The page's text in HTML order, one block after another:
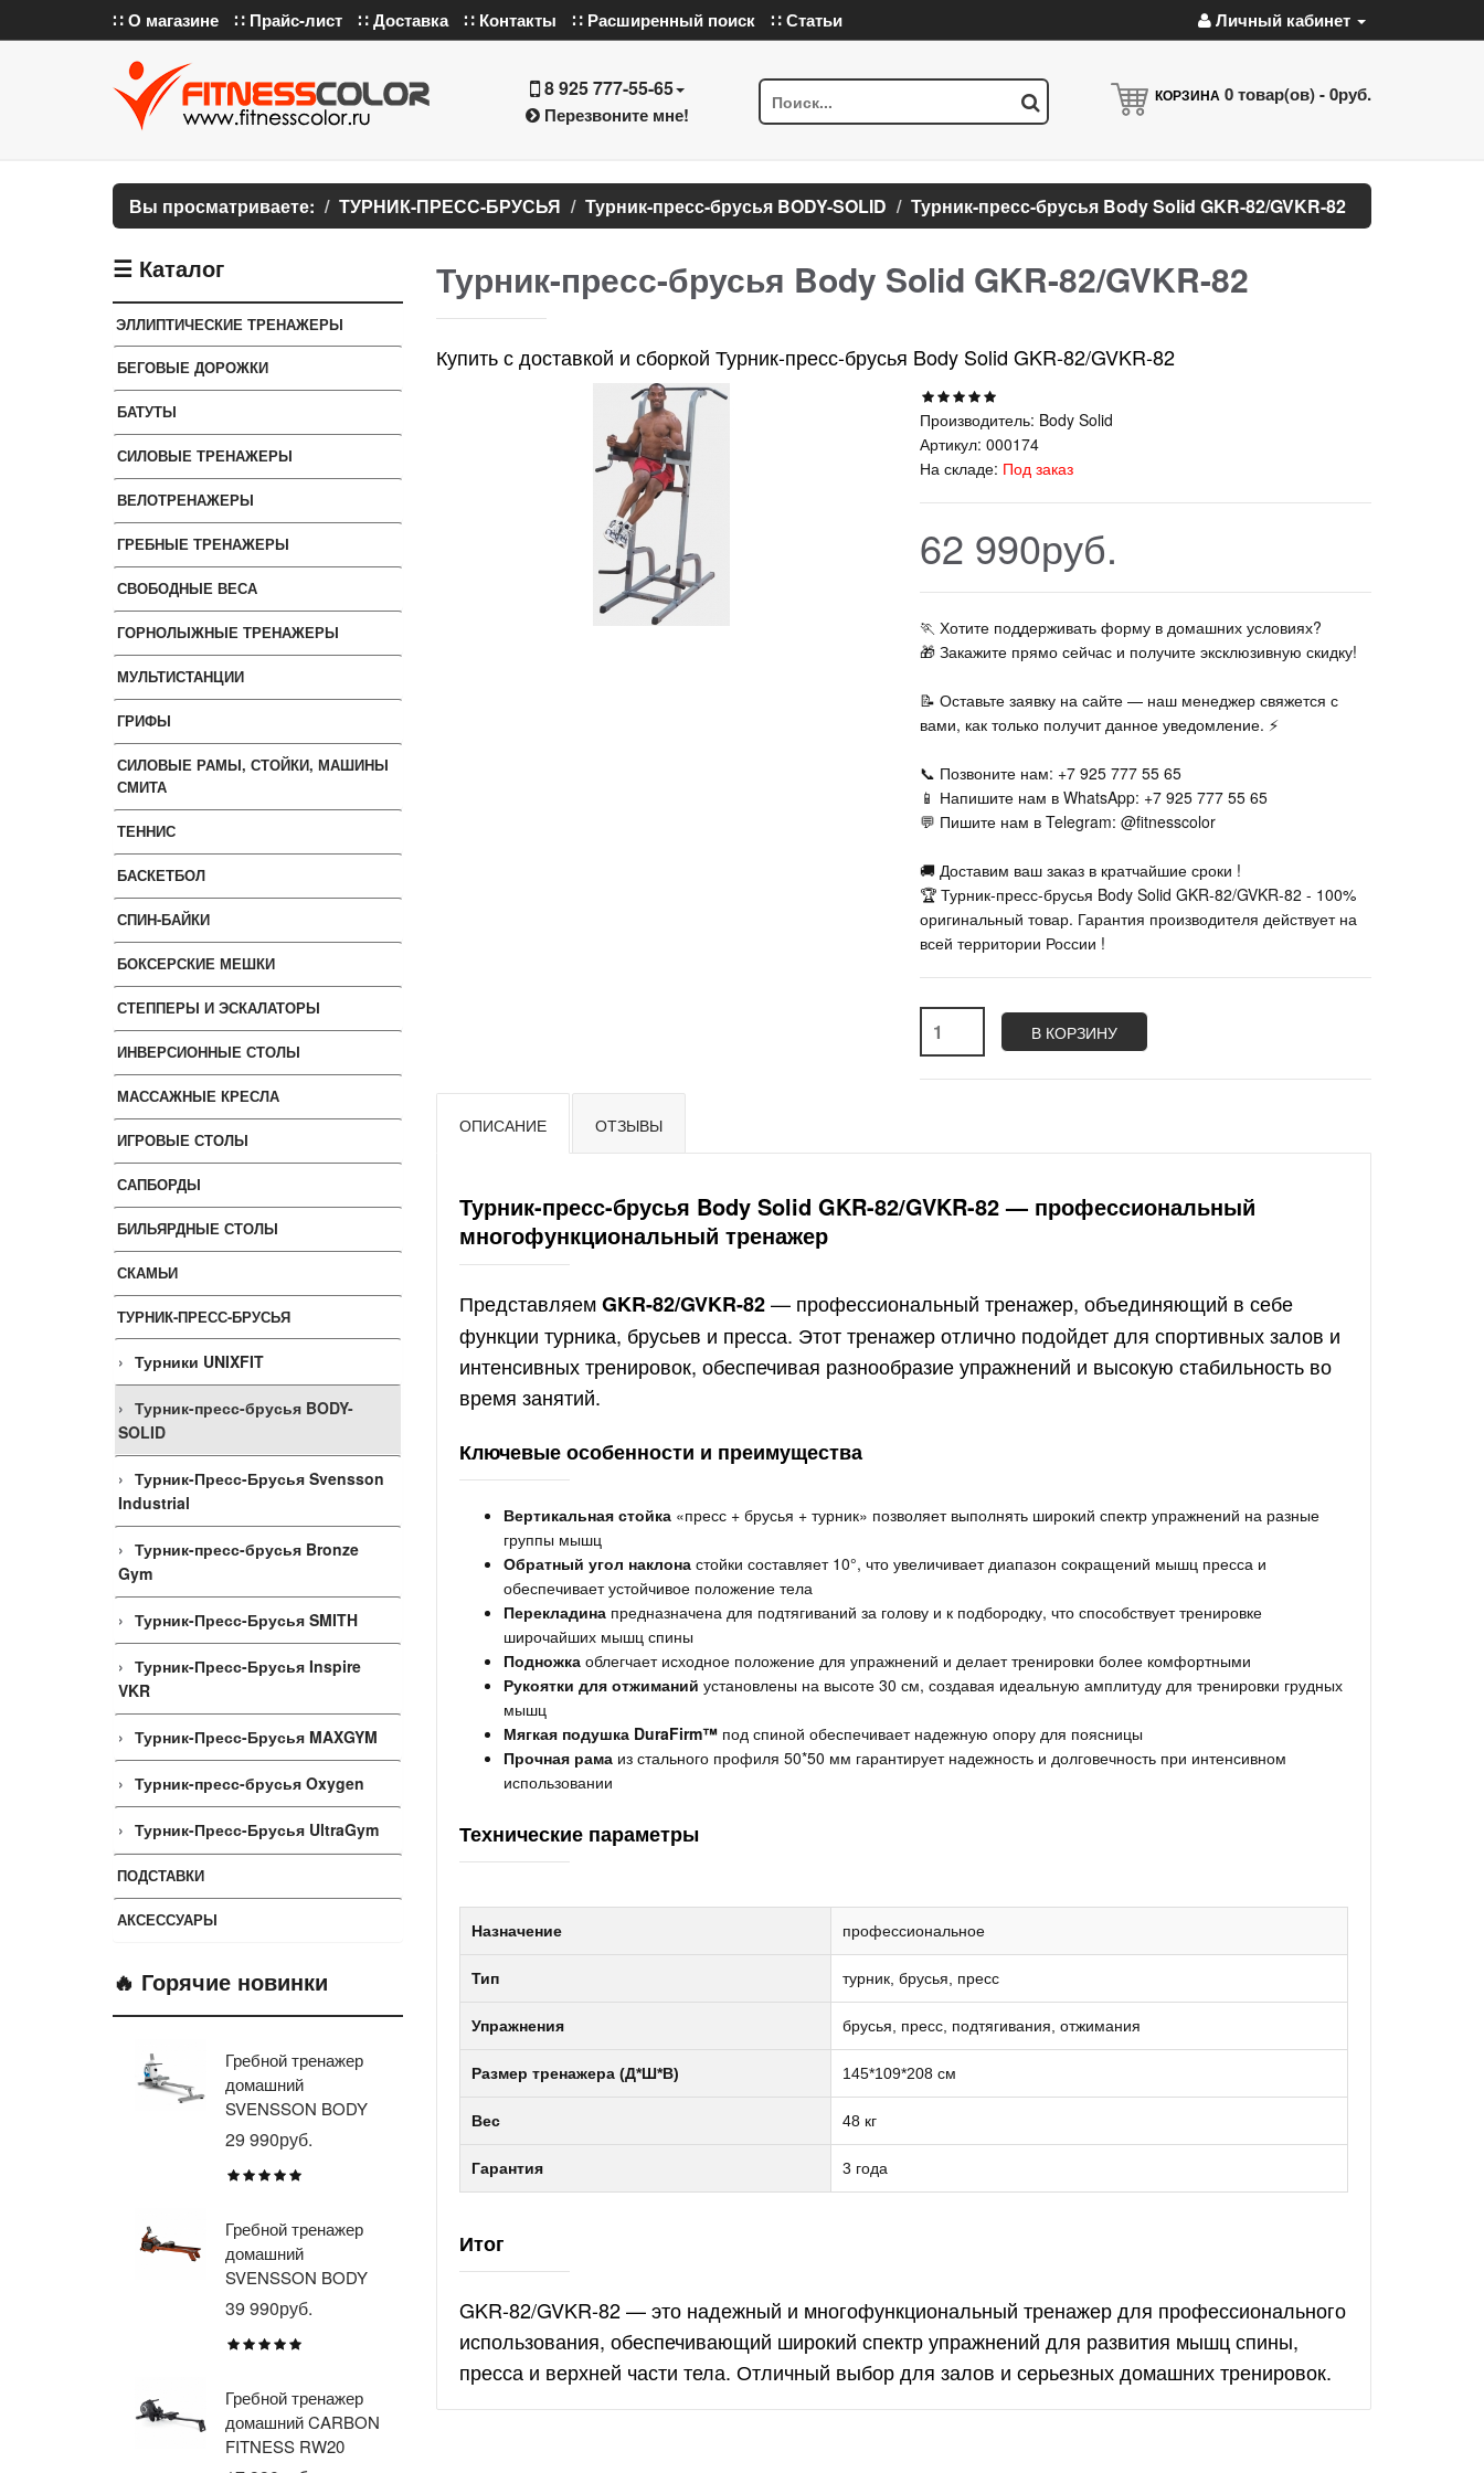
∷ О магазине ∷ Прайс-лист ∷ Доставка ∷ Контакты ∷ Расширенный поиск ∷ Статьи Личный кабинет
8 925 777-55-65
Перезвоните мне!
КОРЗИНА 0товар(ов) -0руб.
Вы просматриваете: ТУРНИК-ПРЕСС-БРУСЬЯ Турник-пресс-брусья BODY-SOLID Турник-пресс-брусья Body Solid GKR-82/GVKR-82
☰ Каталог
ЭЛЛИПТИЧЕСКИЕ ТРЕНАЖЕРЫ
БЕГОВЫЕ ДОРОЖКИ
БАТУТЫ
СИЛОВЫЕ ТРЕНАЖЕРЫ
ВЕЛОТРЕНАЖЕРЫ
ГРЕБНЫЕ ТРЕНАЖЕРЫ
СВОБОДНЫЕ ВЕСА
ГОРНОЛЫЖНЫЕ ТРЕНАЖЕРЫ
МУЛЬТИСТАНЦИИ
ГРИФЫ
СИЛОВЫЕ РАМЫ, СТОЙКИ, МАШИНЫ
СМИТА
ТЕННИС
БАСКЕТБОЛ
СПИН-БАЙКИ
БОКСЕРСКИЕ МЕШКИ
СТЕППЕРЫ И ЭСКАЛАТОРЫ
ИНВЕРСИОННЫЕ СТОЛЫ
МАССАЖНЫЕ КРЕСЛА
ИГРОВЫЕ СТОЛЫ
САПБОРДЫ
БИЛЬЯРДНЫЕ СТОЛЫ
СКАМЬИ
ТУРНИК-ПРЕСС-БРУСЬЯ
Турники UNIXFIT
Турник-пресс-брусья BODY-
SOLID
Турник-Пресс-Брусья Svensson
Industrial
Турник-пресс-брусья Bronze
Gym
Турник-Пресс-Брусья SMITH
Турник-Пресс-Брусья Inspire
VKR
Турник-Пресс-Брусья MAXGYM
Турник-пресс-брусья Oxygen
Турник-Пресс-Брусья UltraGym
ПОДСТАВКИ
АКСЕССУАРЫ
🔥 Горячие новинки
Гребной тренажер
домашний
SVENSSON BODY
LABS WHEELO
29 990руб.
Гребной тренажер
домашний
SVENSSON BODY
LABS WAVERUN
39 990руб.
Гребной тренажер
домашний CARBON
FITNESS RW20
тренажер с
профессиональный
BRONZE GYM
E1000M PRO TFT
тренажер с
автонаклоном
профессиональный
BRONZE GYM
X800M
212 990руб.
Турник-пресс-брусья Body Solid GKR-82/GVKR-82
Купить с доставкой и сборкой Турник-пресс-брусья Body Solid GKR-82/GVKR-82
Производитель: Body Solid
Артикул: 000174
На складе: Под заказ
62 990руб.
🏃‍ Хотите поддерживать форму в домашних условиях?
🎁 Закажите прямо сейчас и получите эксклюзивную скидку!
📝 Оставьте заявку на сайте — наш менеджер свяжется с
вами, как только получит данное уведомление. ⚡
📞 Позвоните нам: +7 925 777 55 65
📱 Напишите нам в WhatsApp: +7 925 777 55 65
💬 Пишите нам в Telegram: @fitnesscolor
🚚 Доставим ваш заказ в кратчайшие сроки !
🏆 Турник-пресс-брусья Body Solid GKR-82/GVKR-82 - 100%
оригинальный товар. Гарантия производителя действует на
всей территории России !
В КОРЗИНУ
ОПИСАНИЕ ОТЗЫВЫ
Турник-пресс-брусья Body Solid GKR-82/GVKR-82 — профессиональный
многофункциональный тренажер
ПредставляемGKR-82/GVKR-82— профессиональный тренажер, объединяющий в себе
функции турника, брусьев и пресса. Этот тренажер отлично подойдет для спортивных залов и
интенсивных тренировок, обеспечивая разнообразие упражнений и высокую стабильность во
время занятий.
Ключевые особенности и преимущества
Вертикальная стойка«пресс + брусья + турник» позволяет выполнять широкий спектр упражнений на разные
группы мышц
Обратный угол наклонастойки составляет 10°, что увеличивает диапазон сокращений мышц пресса и
обеспечивает устойчивое положение тела
Перекладинапредназначена для подтягиваний за голову и к подбородку, что способствует тренировке
широчайших мышц спины
Подножкаоблегчает исходное положение для упражнений и делает тренировки более комфортными
Рукоятки для отжиманий установлены на высоте 30 см, создавая идеальную амплитуду для тренировки грудных
мышц
Мягкая подушка DuraFirm™под спиной обеспечивает надежную опору для поясницы
Прочная рамаиз стального профиля 50*50 мм гарантирует надежность и долговечность при интенсивном
использовании
Технические параметры
Назначение профессиональное
Тип турник, брусья, пресс
Упражнения брусья, пресс, подтягивания, отжимания
Размер тренажера (Д*Ш*В) 145*109*208 см
Вес 48 кг
Гарантия 3 года
Итог
GKR-82/GVKR-82 — это надежный и многофункциональный тренажер для профессионального
использования, обеспечивающий широкий спектр упражнений для развития мышц спины,
пресса и верхней части тела. Отличный выбор для залов и серьезных домашних тренировок.